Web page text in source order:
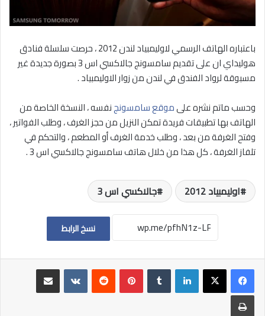
باعتباره الهاتف الرسمي لاوليمبياد لندن 2012 ، حرصت سلسلة فنادق
هوليداي ان على تقديم سامسونج جالاكسي اس 3 بصورة جديدة غير
مسبوقة لرواد الفندق في لندن من زوار الاوليمبياد .
وحسب ماتم نشره علىموقع سامسونجنفسه ، النسخة الخاصة من
الهاتف بها تطبيقات فريدة تمكن النزيل من حجز الغرف ، وطلب الفواتير ،
وفتح الغرفة من بعد ، وطلب خدمة الغرف أو المطعم ، والتحكم في
تلفاز الغرفة ، كل هذا من خلال هاتف سامسونج جالاكسي اس 3 .
اوليمبياد 2012 جالاكسي اس 3
نسخ الرابط
لينكدإن بينتيريست
مشاركة عبر البريد
طباعة